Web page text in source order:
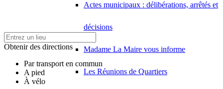
Actes municipaux : délibérations, arrêtés et
décisions
Madame La Maire vous informe
Les Réunions de Quartiers
Obtenir des directions
Par transport en commun
A pied
À vélo